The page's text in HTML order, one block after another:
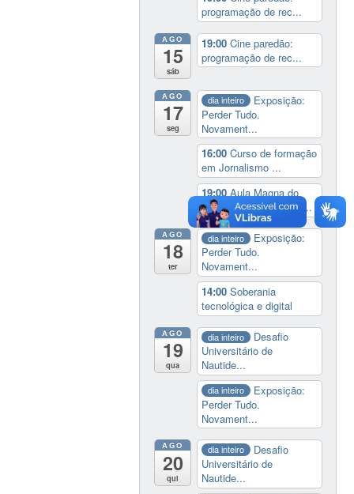
programação de rec...
AGO
15
sáb
19:00Cine paredão:
programação de rec...
AGO
17
seg
dia inteiro
Exposição:
Perder Tudo.
Novament...
16:00Curso de formação
em Jornalismo ...
19:00Aula Magna do
IELA: Homenagem ao...
AGO
18
ter
dia inteiro
Exposição:
Perder Tudo.
Novament...
14:00Soberania
tecnológica e digital
AGO
19
qua
dia inteiro
Desafio
Universitário de
Nautide...
dia inteiro
Exposição:
Perder Tudo.
Novament...
AGO
20
qui
dia inteiro
Desafio
Universitário de
Nautide...